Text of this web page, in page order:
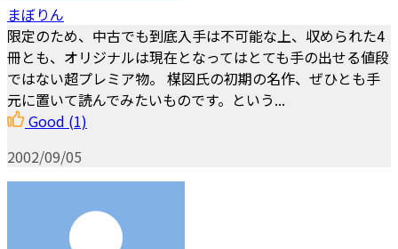
まぼりん
限定のため、中古でも到底入手は不可能な上、収められた4
冊とも、オリジナルは現在となってはとても手の出せる値段
ではない超プレミア物。 楳図氏の初期の名作、ぜひとも手
元に置いて読んでみたいものです。という...
Good (1)
2002/09/05